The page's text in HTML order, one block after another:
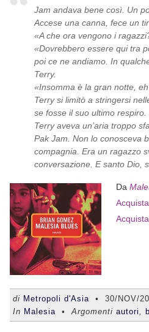
Jam andava bene così. Un
Accese una canna, fece un
«A che ora vengono i
«Dovrebbero essere qui tra
poi ce ne andiamo. In
Terry.
«Insomma è la gran notte,
Terry si limitò a stringersi
se fosse il suo ultimo respiro.
Terry aveva un’aria troppo
Pak Jam. Non lo conosceva
compagnia. Era un ragazzo
conversazione. E santo Dio,
Da
di Metropoli d'Asia • 30/NOV/
In Malesia • Argomenti autori,